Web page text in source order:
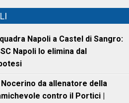
Napoli a Castel di Sangro:
Napoli lo elimina dal
da allenatore della
contro il Portici |